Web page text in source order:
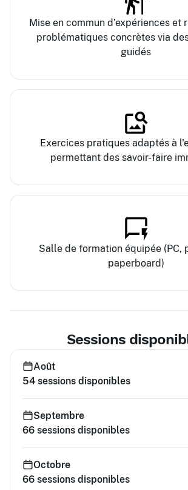
Mise en commun d’expériences et
problématiques concrètes via
guidés
Exercices pratiques adaptés à
permettant des savoir-faire
Salle de formation équipée (PC,
paperboard)
Sessions
Août
54 sessions disponibles
Septembre
66 sessions disponibles
Octobre
66 sessions disponibles